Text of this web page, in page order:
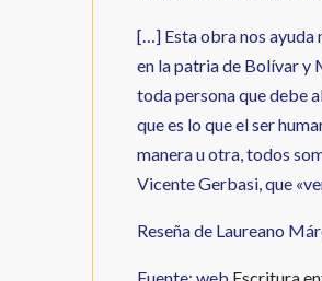
[…] Esta obra nos ayuda
en la patria de Bolívar y
toda persona que debe
que es lo que el ser
manera u otra, todos
Vicente Gerbasi, que
Reseña de Laureano